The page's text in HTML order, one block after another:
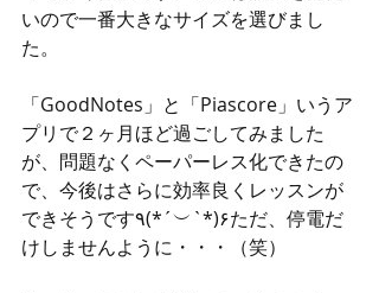
いので一番大きなサイズを選びまし
た。
「GoodNotes」と「Piascore」いうア
プリで２ヶ月ほど過ごしてみました
が、問題なくペーパーレス化できたの
で、今後はさらに効率良くレッスンが
できそうです٩(*´︶`*)۶ただ、停電だ
けしませんように・・・（笑）